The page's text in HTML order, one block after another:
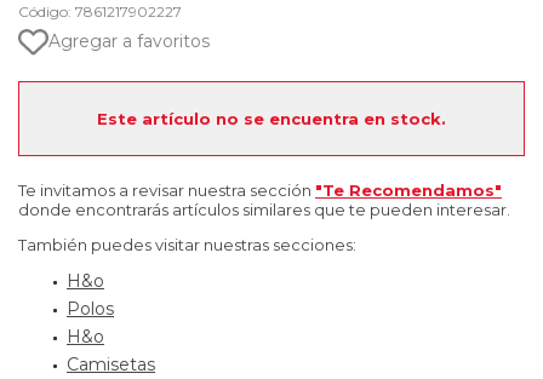
Código: 7861217902227
Agregar a favoritos
Este artículo no se encuentra en stock.
Te invitamos a revisar nuestra sección "Te Recomendamos"
donde encontrarás artículos similares que te pueden interesar.
También puedes visitar nuestras secciones:
H&o
Polos
H&o
Camisetas